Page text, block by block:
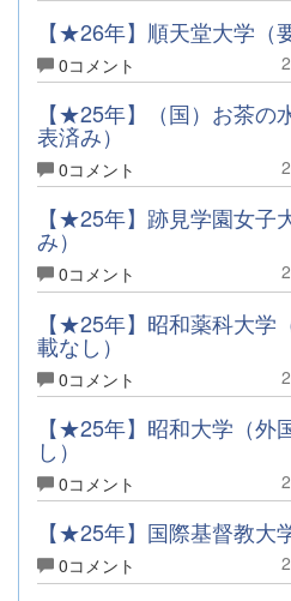
【★26年】順天堂大学（
0コメント
【★25年】（国）お茶の
表済み）
0コメント
【★25年】跡見学園女子
み）
0コメント
【★25年】昭和薬科大学
載なし）
0コメント
【★25年】昭和大学（外
し）
0コメント
【★25年】国際基督教大
0コメント